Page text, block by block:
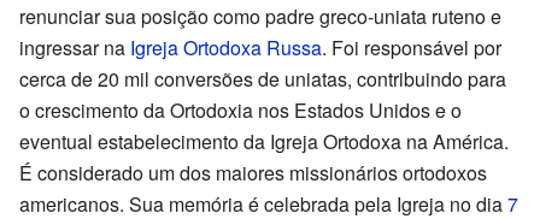
renunciar sua posição como padre greco-uniata ruteno e
ingressar na Igreja Ortodoxa Russa. Foi responsável por
cerca de 20 mil conversões de uniatas, contribuindo para
o crescimento da Ortodoxia nos Estados Unidos e o
eventual estabelecimento da Igreja Ortodoxa na América.
É considerado um dos maiores missionários ortodoxos
americanos. Sua memória é celebrada pela Igreja no dia7